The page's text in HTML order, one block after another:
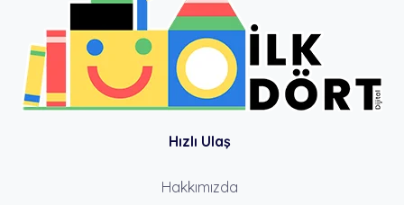
Hızlı Ulaş
Hakkımızda